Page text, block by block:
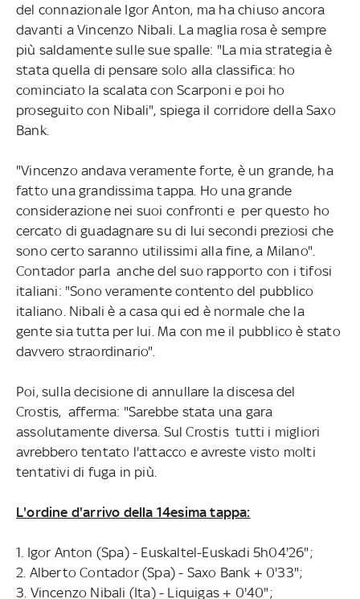
del connazionale Igor Anton, ma ha chiuso ancora
davanti a Vincenzo Nibali. La maglia rosa è sempre
più saldamente sulle sue spalle: "La mia strategia è
stata quella di pensare solo alla classifica: ho
cominciato la scalata con Scarponi e poi ho
proseguito con Nibali", spiega il corridore della Saxo
Bank.
"Vincenzo andava veramente forte, è un grande, ha
fatto una grandissima tappa. Ho una grande
considerazione nei suoi confronti e per questo ho
cercato di guadagnare su di lui secondi preziosi che
sono certo saranno utilissimi alla fine, a Milano".
Contador parla anche del suo rapporto con i tifosi
italiani: "Sono veramente contento del pubblico
italiano. Nibali è a casa qui ed è normale che la
gente sia tutta per lui. Ma con me il pubblico è stato
davvero straordinario".
Poi, sulla decisione di annullare la discesa del
Crostis, afferma: "Sarebbe stata una gara
assolutamente diversa. Sul Crostis tutti i migliori
avrebbero tentato l'attacco e avreste visto molti
tentativi di fuga in più.
L'ordine d'arrivo della 14esima tappa:
1. Igor Anton (Spa) - Euskaltel-Euskadi 5h04'26";
2. Alberto Contador (Spa) - Saxo Bank + 0'33";
3. Vincenzo Nibali (Ita) - Liquigas + 0'40";